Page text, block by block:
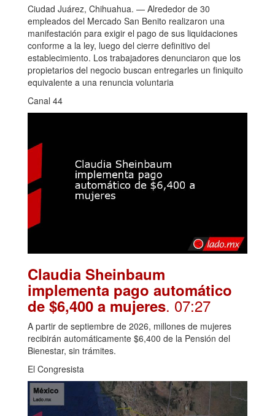
Ciudad Juárez, Chihuahua. — Alrededor de 30
empleados del Mercado San Benito realizaron una
manifestación para exigir el pago de sus liquidaciones
conforme a la ley, luego del cierre definitivo del
establecimiento. Los trabajadores denunciaron que los
propietarios del negocio buscan entregarles un finiquito
equivalente a una renuncia voluntaria
Canal 44
Claudia Sheinbaum
implementa pago automático
de $6,400 a mujeres. 07:27
A partir de septiembre de 2026, millones de mujeres
recibirán automáticamente $6,400 de la Pensión del
Bienestar, sin trámites.
El Congresista